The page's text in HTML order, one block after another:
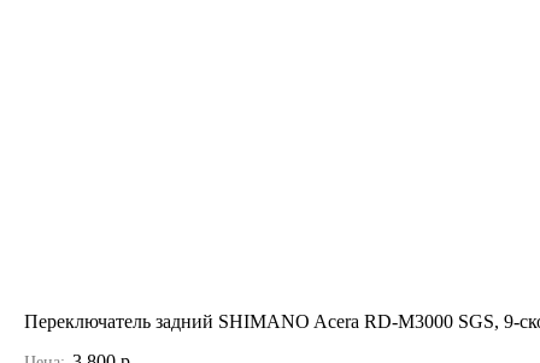
Переключатель задний SHIMANO Acera RD-M3000 SGS, 9-